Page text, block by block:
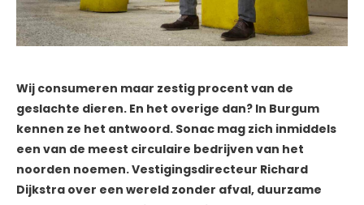
Wij consumeren maar zestig procent van de
geslachte dieren. En het overige dan? In Burgum
kennen ze het antwoord. Sonac mag zich inmiddels
een van de meest circulaire bedrijven van het
noorden noemen. Vestigingsdirecteur Richard
Dijkstra over een wereld zonder afval, duurzame